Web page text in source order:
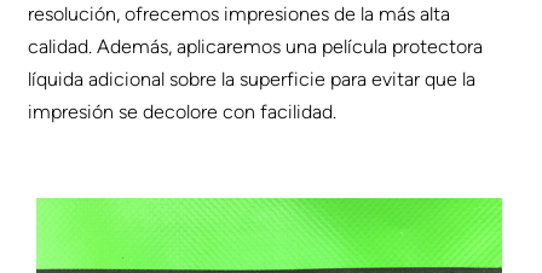
resolución, ofrecemos impresiones de la más alta
calidad. Además, aplicaremos una película protectora
líquida adicional sobre la superficie para evitar que la
impresión se decolore con facilidad.